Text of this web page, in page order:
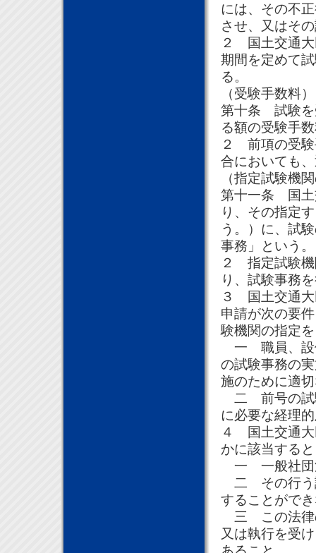
には、その不
させ、又はそ
２ 国土交通大
期間を定めて
る。
（受験手数料）
第十条 試験を
る額の受験手
２ 前項の受験
合においても
（指定試験機
第十一条 国土
り、その指定
う。）に、試
事務」という
２ 指定試験機
り、試験事務
３ 国土交通大
申請が次の要
験機関の指定
一 職員、設
の試験事務の
施のために適
二 前号の試
に必要な経理
４ 国土交通大
かに該当する
一 一般社団
二 その行う
することがで
三 この法律
又は執行を受